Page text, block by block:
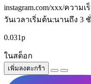
instagram.com/xxx/ควา
วันเวลาเริ่มต้น:นานถึง 3
0.031р
ในสต็อก
เพิ่มลงตะกร้า